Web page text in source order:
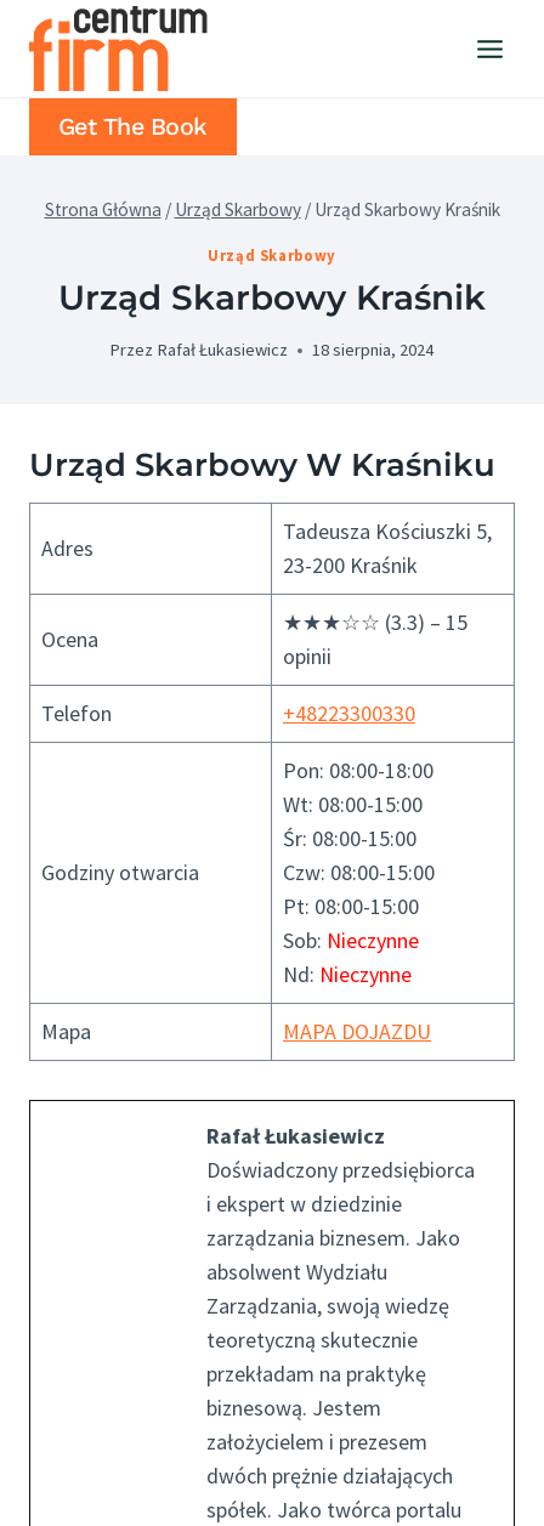
Przejdź
Get The Book
Strona Główna / Urząd Skarbowy / Urząd Skarbowy Kraśnik
Urząd Skarbowy
Urząd Skarbowy Kraśnik
Przez Rafał Łukasiewicz 18 sierpnia, 2024
Urząd Skarbowy W Kraśniku
Adres
Tadeusza Kościuszki 5,
23-200 Kraśnik
Ocena
★★★☆☆ (3.3) – 15
opinii
Telefon +48223300330
Godziny otwarcia
Pon: 08:00-18:00
Wt: 08:00-15:00
Śr: 08:00-15:00
Czw: 08:00-15:00
Pt: 08:00-15:00
Sob: Nieczynne
Nd: Nieczynne
Mapa MAPA DOJAZDU
Rafał Łukasiewicz
Doświadczony przedsiębiorca
i ekspert w dziedzinie
zarządzania biznesem. Jako
absolwent Wydziału
Zarządzania, swoją wiedzę
teoretyczną skutecznie
przekładam na praktykę
biznesową. Jestem
założycielem i prezesem
dwóch prężnie działających
spółek. Jako twórca portalu